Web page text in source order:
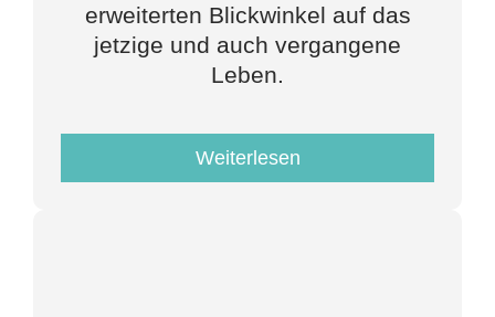
erweiterten Blickwinkel auf das
jetzige und auch vergangene
Leben.
Weiterlesen